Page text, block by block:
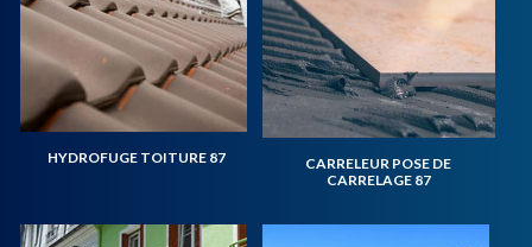
HYDROFUGE TOITURE 87
CARRELEUR POSE DE
CARRELAGE 87